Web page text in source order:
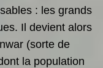
: les grands
Il devient alors
(sorte de
la population